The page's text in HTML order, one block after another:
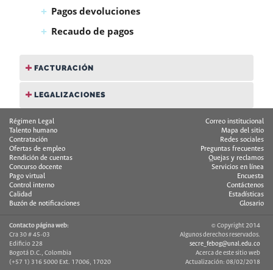
Pagos devoluciones
Recaudo de pagos
FACTURACIÓN
LEGALIZACIONES
Régimen Legal
Talento humano
Contratación
Ofertas de empleo
Rendición de cuentas
Concurso docente
Pago virtual
Control interno
Calidad
Buzón de notificaciones
Correo institucional
Mapa del sitio
Redes sociales
Preguntas frecuentes
Quejas y reclamos
Servicios en línea
Encuesta
Contáctenos
Estadísticas
Glosario
Contacto página web:
Cra 30 # 45-03
Edificio 228
Bogotá D.C., Colombia
(+57 1) 316 5000 Ext. 17006, 17020
© Copyright 2014
Algunos derechos reservados.
secre_febog@unal.edu.co
Acerca de este sitio web
Actualización: 08/02/2018